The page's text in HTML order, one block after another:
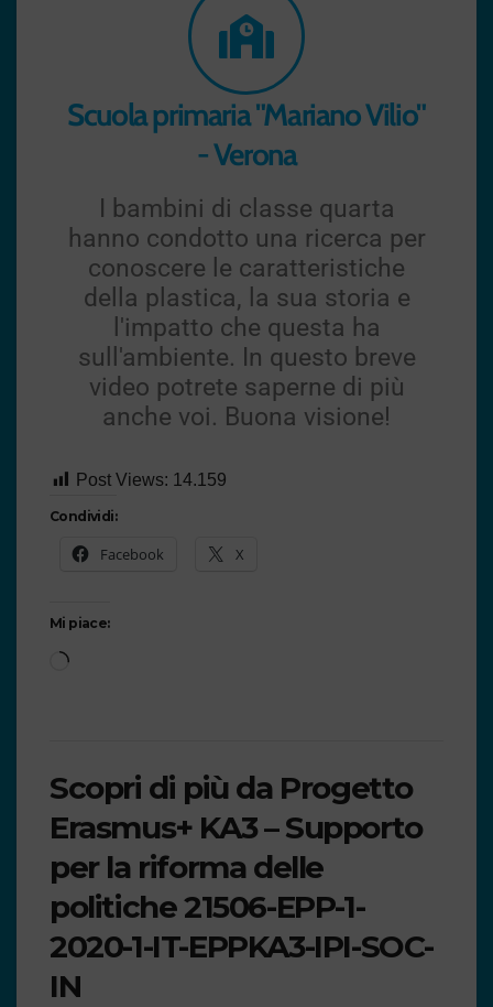
Scuola primaria "Mariano Vilio"
- Verona
I bambini di classe quarta
hanno condotto una ricerca per
conoscere le caratteristiche
della plastica, la sua storia e
l'impatto che questa ha
sull'ambiente. In questo breve
video potrete saperne di più
anche voi. Buona visione!
Post Views: 14.159
Condividi:
Facebook X
Mi piace:
Scopri di più da Progetto
Erasmus+ KA3 – Supporto
per la riforma delle
politiche 21506-EPP-1-
2020-1-IT-EPPKA3-IPI-SOC-
IN